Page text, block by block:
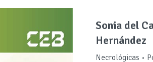
Sonia del
Hernández
Necrológicas